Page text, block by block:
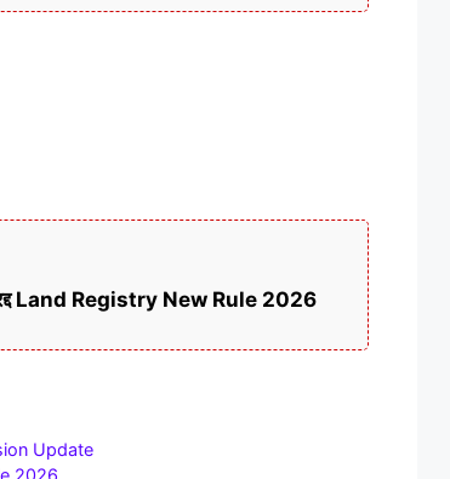
रद्द Land Registry New Rule 2026
Update
2026